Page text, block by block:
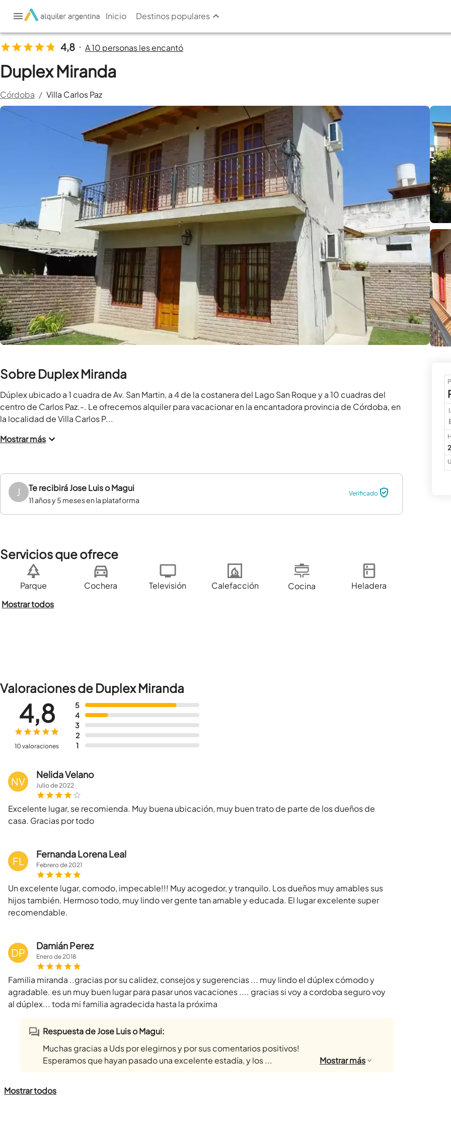
Inicio Destinos populares
4,8 • A 10 personas les encantó
Duplex Miranda
Córdoba / Villa Carlos Paz
Sobre Duplex Miranda
Dúplex ubicado a 1 cuadra de Av. San Martin, a 4 de la costanera del Lago San Roque y a 10 cuadras del
centro de Carlos Paz.-. Le ofrecemos alquiler para vacacionar en la encantadora provincia de Córdoba, en
la localidad de Villa Carlos P...
Mostrar más
J Te recibiráJose Luis o Magui
11 años y 5 meses en la plataforma
Verificado
Servicios que ofrece
Parque Cochera Televisión Calefacción Cocina
Heladera
Mostrar todos
Valoraciones de Duplex Miranda
5
4
3
2
1
4,8
10 valoraciones
NV
Nelida Velano
Juliode2022
Excelente lugar, se recomienda. Muy buena ubicación, muy buen trato de parte de los dueños de
casa. Gracias por todo
FL
Fernanda Lorena Leal
Febrerode2021
Un excelente lugar, comodo, impecable!!! Muy acogedor, y tranquilo. Los dueños muy amables sus
hijos también. Hermoso todo, muy lindo ver gente tan amable y educada. El lugar excelente super
recomendable.
DP
Damián Perez
Enerode2018
Familia miranda ..gracias por su calidez, consejos y sugerencias ... muy lindo el dúplex cómodo y
agradable. es un muy buen lugar para pasar unos vacaciones .... gracias si voy a cordoba seguro voy
al dúplex... toda mi familia agradecida hasta la próxima
Respuesta de Jose Luis o Magui:
Muchas gracias a Uds por elegirnos y por sus comentarios positivos!
Esperamos que hayan pasado una excelente estadía, y los ...
Mostrarmás
Mostrar todos